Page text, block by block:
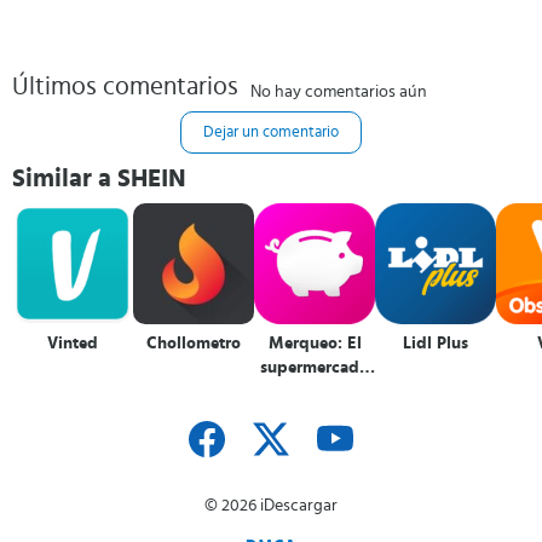
Últimos comentarios No hay comentarios aún
Dejar un comentario
Similar a SHEIN
Vinted Chollometro
Merqueo: El
supermercado
Lidl Plus
© 2026 iDescargar